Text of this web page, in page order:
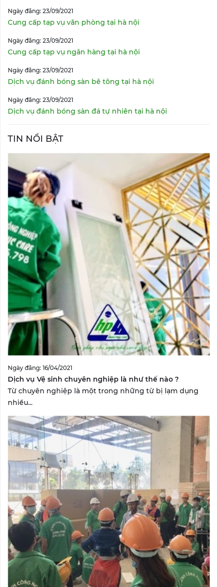
Ngày đăng: 23/09/2021
Cung cấp tạp vụ văn phòng tại hà nội
Ngày đăng: 23/09/2021
Cung cấp tạp vụ ngân hàng tại hà nội
Ngày đăng: 23/09/2021
Dịch vụ đánh bóng sàn bê tông tại hà nội
Ngày đăng: 23/09/2021
Dịch vụ đánh bóng sàn đá tự nhiên tại hà nội
TIN NỔI BẬT
Ngày đăng: 16/04/2021
Dịch vụ Vệ sinh chuyên nghiệp là như thế nào ?
Từ chuyên nghiệp là một trong những từ bị lạm dụng
nhiều...